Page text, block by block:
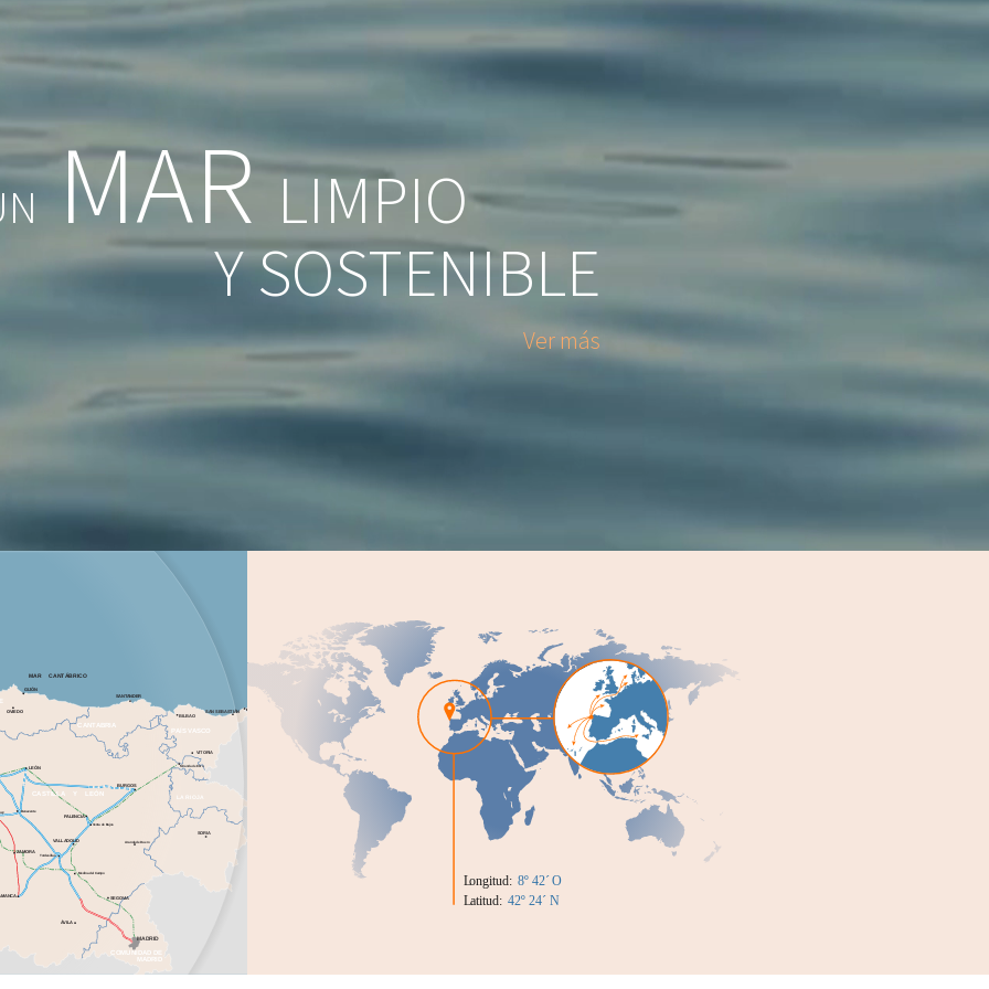
MAR LIMPIO
Y SOSTENIBLE
Ver más